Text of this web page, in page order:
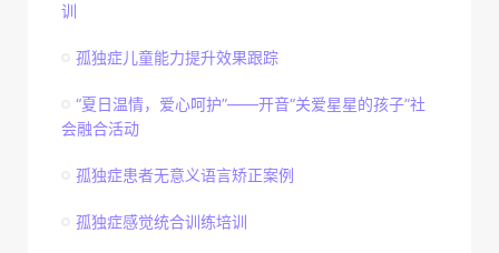
训
孤独症儿童能力提升效果跟踪
“夏日温情，爱心呵护”——开音“关爱星星的孩子”社
会融合活动
孤独症患者无意义语言矫正案例
孤独症感觉统合训练培训